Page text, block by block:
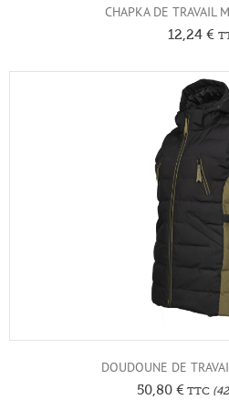
CHAPKA DE TRAVAIL
12,24 €
DOUDOUNE DE
50,80 € TTC (